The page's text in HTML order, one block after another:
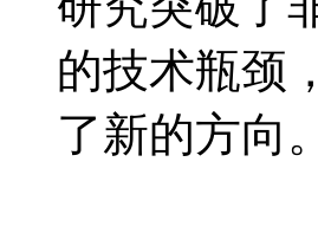
的技术瓶颈
了新的方向。